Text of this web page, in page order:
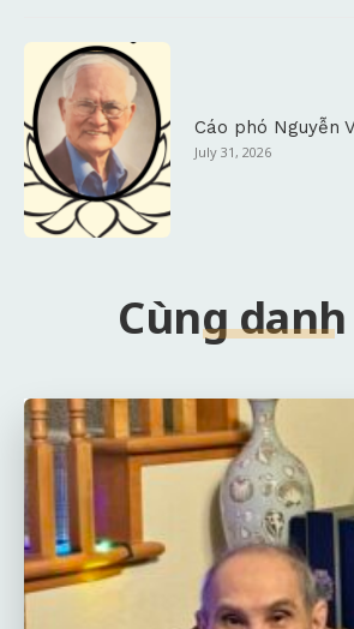
Cáo phó Nguyễn
July 31, 2026
Cùng danh